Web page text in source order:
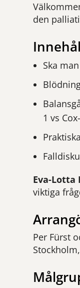
den
Ska
1 vs
Eva-Lotta
viktiga
Per Fürst